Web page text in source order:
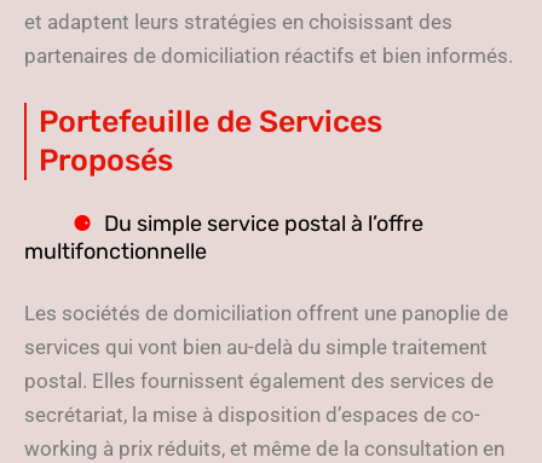
et adaptent leurs stratégies en choisissant des
partenaires de domiciliation réactifs et bien informés.
Portefeuille de Services
Proposés
Du simple service postal à l’offre
multifonctionnelle
Les sociétés de domiciliation offrent une panoplie de
services qui vont bien au-delà du simple traitement
postal. Elles fournissent également des services de
secrétariat, la mise à disposition d’espaces de co-
working à prix réduits, et même de la consultation en